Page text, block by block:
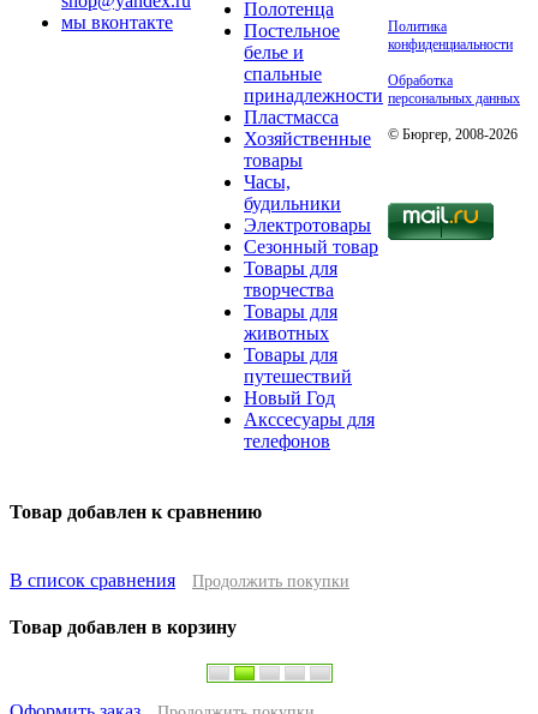
мы вконтакте
Полотенца
Постельное
белье и
спальные
принадлежности
Пластмасса
Хозяйственные
товары
Часы,
будильники
Электротовары
Сезонный товар
Товары для
творчества
Товары для
животных
Товары для
путешествий
Новый Год
Акссесуары для
телефонов
Политика
конфиденциальности
Обработка
персональных данных
© Бюргер, 2008-2026
Товар добавлен к сравнению
В список сравнения Продолжить покупки
Товар добавлен в корзину